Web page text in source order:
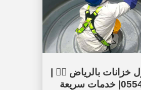
بالرياض 👷‍♂️ |
0554660405| خدمات سريعة